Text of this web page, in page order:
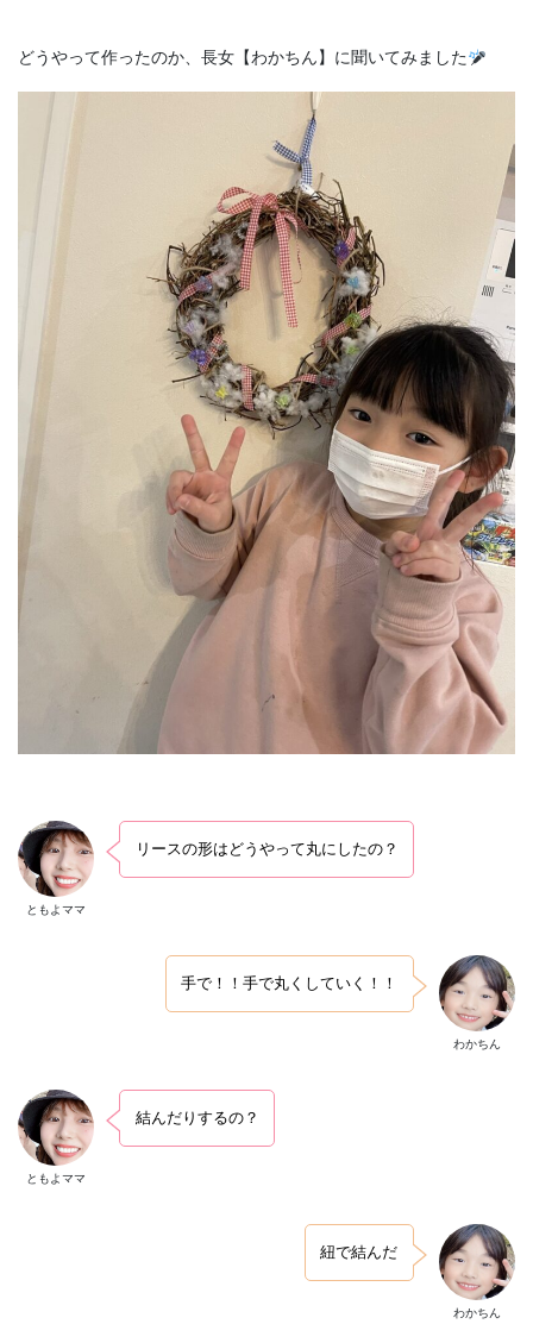
どうやって作ったのか、長女【わかちん】に聞いてみました
ともよママ
リースの形はどうやって丸にしたの？
わかちん
手で！！手で丸くしていく！！
ともよママ
結んだりするの？
わかちん
紐で結んだ